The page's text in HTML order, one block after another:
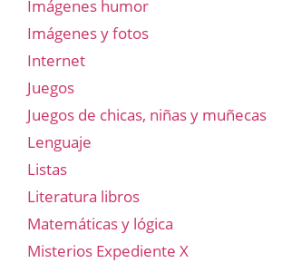
Imágenes humor
Imágenes y fotos
Internet
Juegos
Juegos de chicas, niñas y muñecas
Lenguaje
Listas
Literatura libros
Matemáticas y lógica
Misterios Expediente X